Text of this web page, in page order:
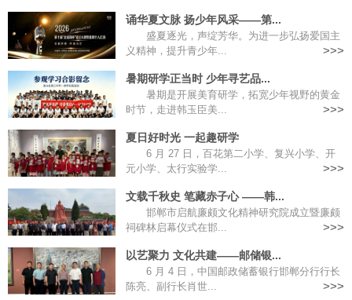
诵华夏文脉 扬少年风采——第...
盛夏逐光，声绽芳华。为进一步弘扬爱国主
义精神，提升青少年...
>>>
暑期研学正当时 少年寻艺品...
暑期是开展美育研学，拓宽少年视野的黄金
时节，走进韩玉臣美...
>>>
夏日好时光 一起趣研学
6 月 27 日，百花第二小学、复兴小学、开
元小学、太行实验学...
>>>
文载千秋史 笔藏赤子心 ——韩...
邯郸市启航廉颇文化精神研究院成立暨廉颇
祠碑林启幕仪式在邯...
>>>
以艺聚力 文化共建——邮储银...
6 月 4 日，中国邮政储蓄银行邯郸分行行长
陈亮、副行长肖世...
>>>